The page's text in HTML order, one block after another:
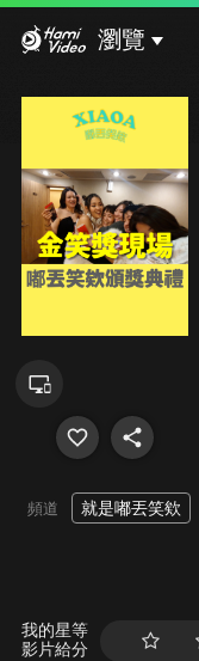
瀏覽
頻道 就是嘟丟笑欸
我的星等
影片給分